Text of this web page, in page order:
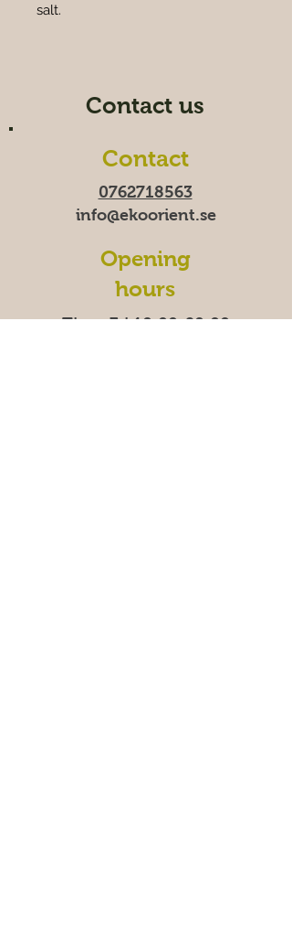
salt.
Contact us
Contact
0762718563
info@ekoorient.se
Opening
hours
Time-Fri 10:00-20:00